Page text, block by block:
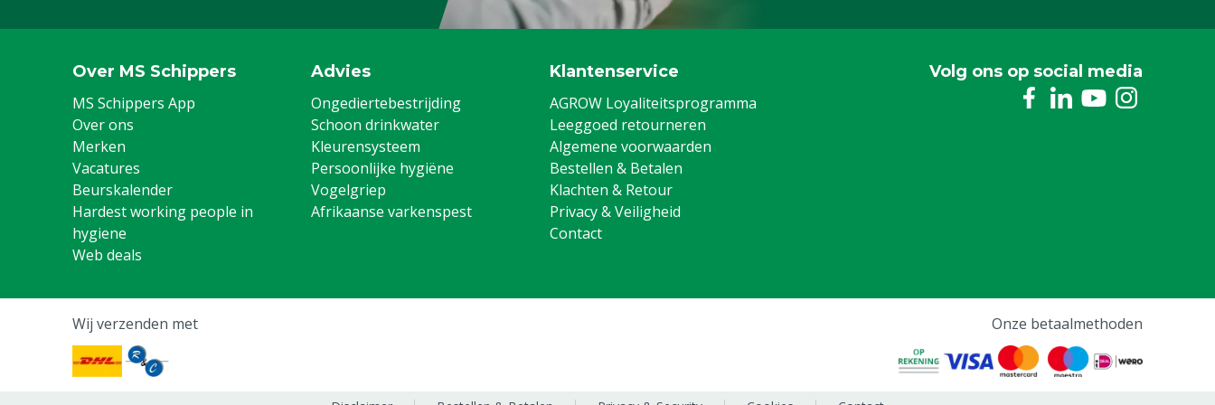
Over MS Schippers
MS Schippers App
Over ons
Merken
Vacatures
Beurskalender
Hardest working people in
hygiene
Web deals
Advies
Ongediertebestrijding
Schoon drinkwater
Kleurensysteem
Persoonlijke hygiëne
Vogelgriep
Afrikaanse varkenspest
Klantenservice
AGROW Loyaliteitsprogramma
Leeggoed retourneren
Algemene voorwaarden
Bestellen & Betalen
Klachten & Retour
Privacy & Veiligheid
Contact
Volg ons op social media
Wij verzenden met Onze betaalmethoden